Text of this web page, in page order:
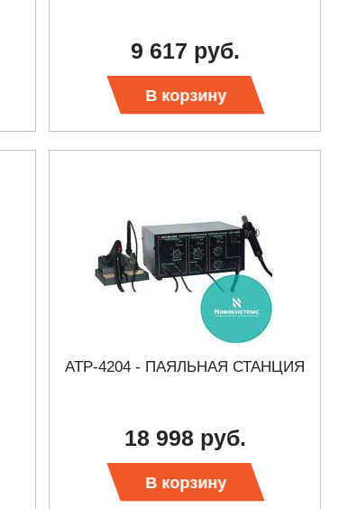
9 617 руб.
В корзину
АТР-4204 - ПАЯЛЬНАЯ СТАНЦИЯ
18 998 руб.
В корзину